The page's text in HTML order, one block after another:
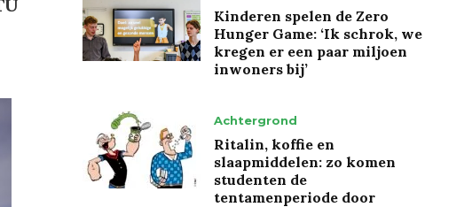
Kinderen spelen de Zero
Hunger Game: ‘Ik schrok, we
kregen er een paar miljoen
inwoners bij’
Achtergrond
Ritalin, koffie en
slaapmiddelen: zo komen
studenten de
tentamenperiode door